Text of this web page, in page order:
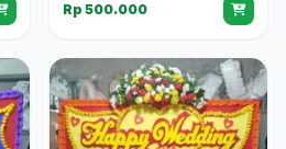
Rp 500.000